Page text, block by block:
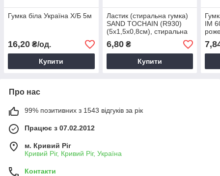
Гумка біла Україна Х/Б 5м
16,20 ₴/од.
Купити
Ластик (стиральна гумка)
SAND TOCHAIN (R930)
(5x1,5x0,8см), стиральна
гумка для олівця
6,80₴
Купити
IM
Про нас
99% позитивних з 1543 відгуків за рік
Працює з 07.02.2012
м. Кривий Ріг
Кривий Ріг, Кривий Ріг, Україна
Контакти